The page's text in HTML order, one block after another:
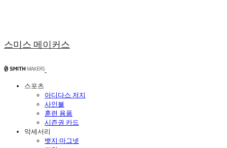
스미스 메이커스
스포츠
아디다스 저지
사인볼
훈련 용품
시즌권 카드
악세서리
뱃지·마그넷